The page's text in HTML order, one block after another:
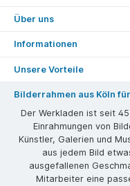
Über uns
Informationen
Unsere Vorteile
Bilderrahmen aus Köln
Der Werkladen ist seit
Einrahmungen von
Künstler, Galerien und
aus jedem Bild
ausgefallenen
Mitarbeiter eine